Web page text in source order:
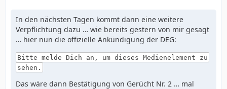
In den nächsten Tagen kommt dann eine weitere
Verpflichtung dazu … wie bereits gestern von mir gesagt
… hier nun die offizielle Ankündigung der DEG:
Bitte melde Dich an, um dieses Medienelement zu
sehen.
Das wäre dann Bestätigung von Gerücht Nr. 2 … mal